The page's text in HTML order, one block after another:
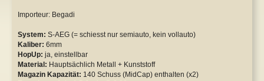
Cut Off Lever
Y&P NBBs
Importeur: Begadi
System: S-AEG (= schiesst nur semiauto, kein vollauto)
Kaliber: 6mm
HopUp: ja, einstellbar
Material: Hauptsächlich Metall + Kunststoff
Magazin Kapazität: 140 Schuss (MidCap) enthalten (x2)